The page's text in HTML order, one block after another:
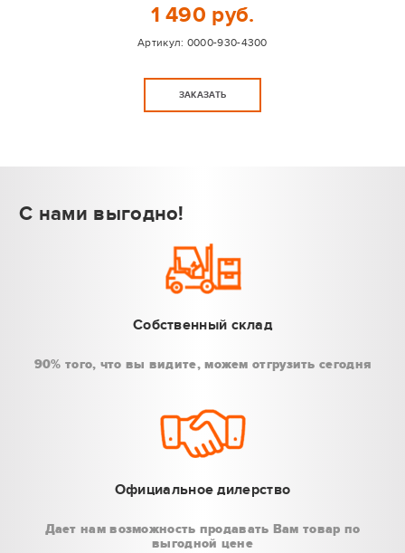
1 490 руб.
Артикул: 0000-930-4300
ЗАКАЗАТЬ
С нами выгодно!
Собственный склад
90% того, что вы видите, можем отгрузить сегодня
Официальное дилерство
Дает нам возможность продавать Вам товар по
выгодной цене